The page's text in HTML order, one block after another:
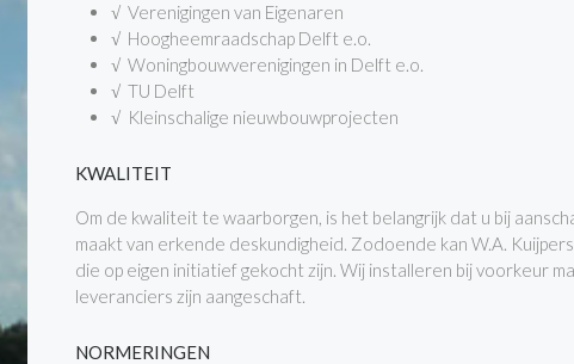
√ Verenigingen van Eigenaren
√ Hoogheemraadschap Delft e.o.
√ Woningbouwverenigingen in Delft e.o.
√ TU Delft
√ Kleinschalige nieuwbouwprojecten
KWALITEIT
Om de kwaliteit te waarborgen, is het belangrijk dat u bij
maakt van erkende deskundigheid. Zodoende kan W.A.
die op eigen initiatief gekocht zijn. Wij installeren bij voorkeur
leveranciers zijn aangeschaft.
NORMERINGEN